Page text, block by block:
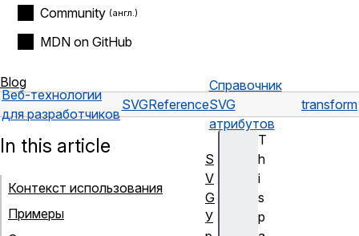
Community
MDN on GitHub
Blog
Веб-технологии
для разработчиков
SVGReference
Справочник
SVG
атрибутов
transform
T
h
i
s
p
In this article
Контекст использования
Примеры
S
V
G
У